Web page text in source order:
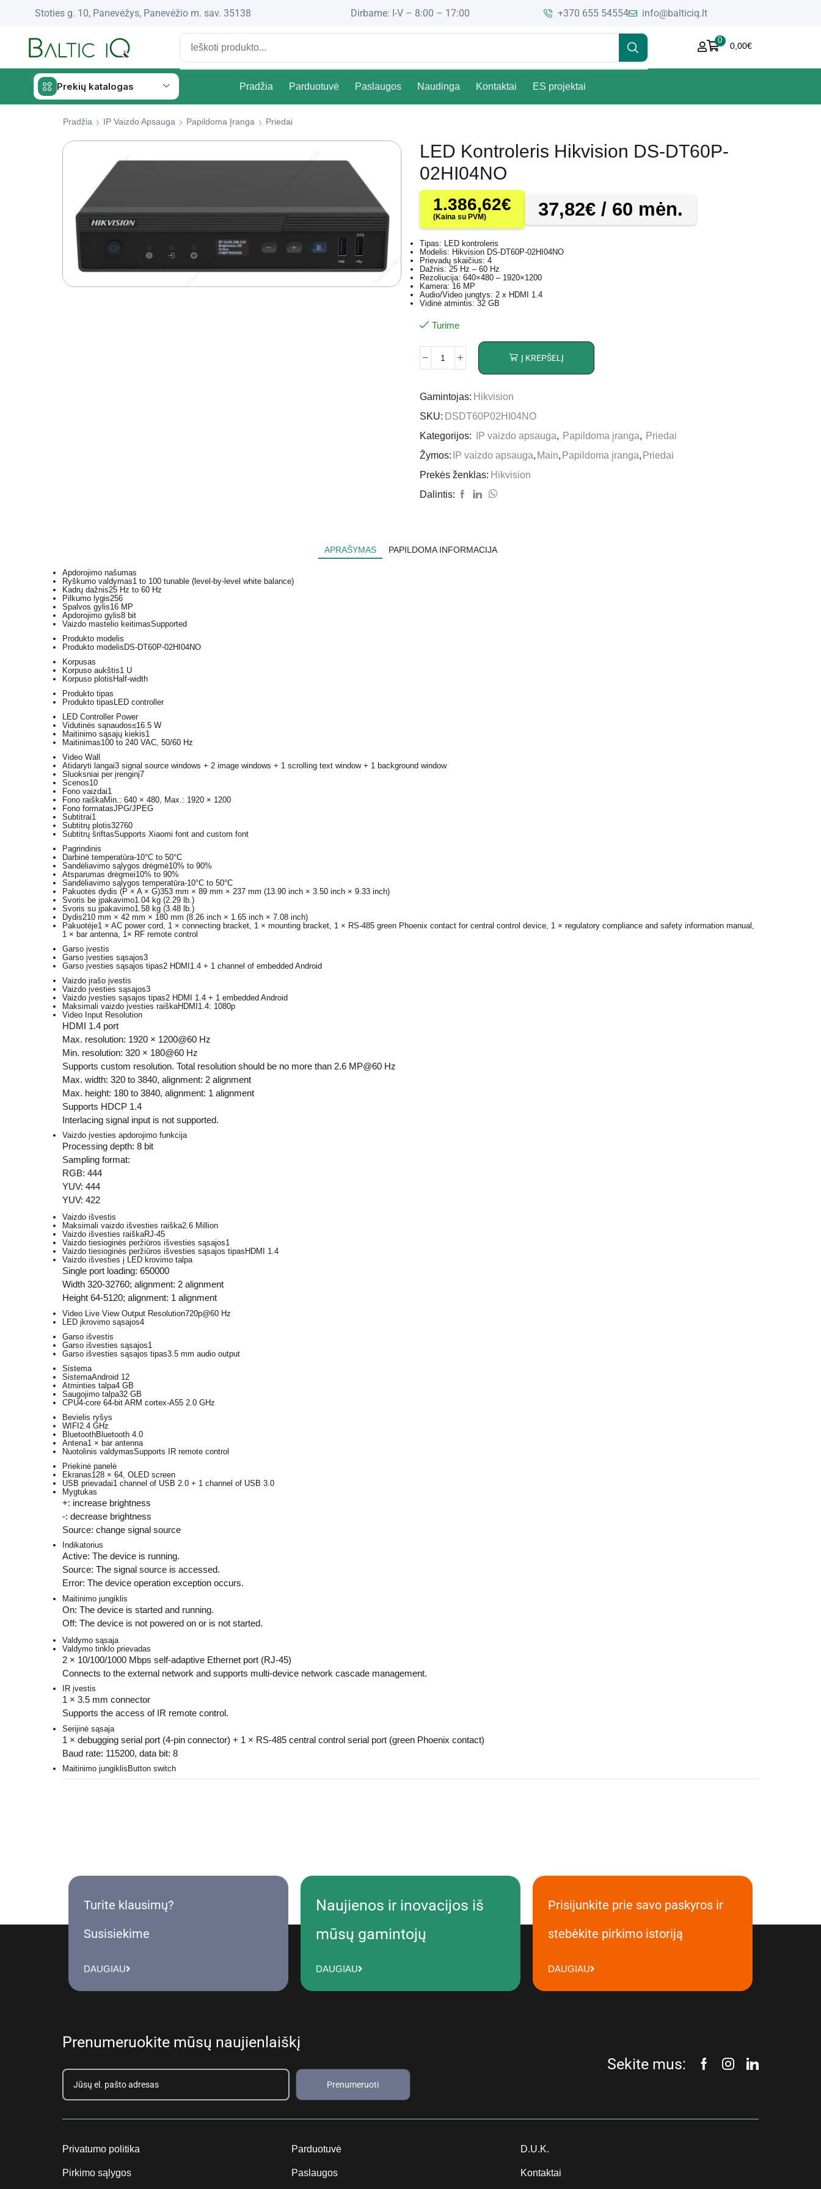
Stoties g. 10, Panevėžys, Panevėžio m. sav. 35138 Dirbame: I-V – 8:00 – 17:00 +370 655 54554 info@balticiq.lt
0
0,00€
Prekių katalogas Pradžia Parduotuvė Paslaugos Naudinga Kontaktai ES projektai
Pradžia IP Vaizdo Apsauga Papildoma Įranga Priedai
LED Kontroleris Hikvision DS-DT60P-
02HI04NO
1.386,62€
(Kaina su PVM) 37,82€ / 60 mėn.
Tipas: LED kontroleris
Modelis: Hikvision DS-DT60P-02HI04NO
Prievadų skaičius: 4
Dažnis: 25 Hz – 60 Hz
Rezoliucija: 640×480 – 1920×1200
Kamera: 16 MP
Audio/Video jungtys: 2 x HDMI 1.4
Vidinė atmintis: 32 GB
Turime
Į KREPŠELĮ
Gamintojas: Hikvision
SKU: DSDT60P02HI04NO
Kategorijos:
IP vaizdo apsauga, Papildoma įranga, Priedai
Žymos: IP vaizdo apsauga, Main, Papildoma įranga, Priedai
Prekės ženklas: Hikvision
Dalintis:
APRAŠYMAS PAPILDOMA INFORMACIJA
Apdorojimo našumas
Ryškumo valdymas1 to 100 tunable (level-by-level white balance)
Kadrų dažnis25 Hz to 60 Hz
Pilkumo lygis256
Spalvos gylis16 MP
Apdorojimo gylis8 bit
Vaizdo mastelio keitimasSupported
Produkto modelis
Produkto modelisDS-DT60P-02HI04NO
Korpusas
Korpuso aukštis1 U
Korpuso plotisHalf-width
Produkto tipas
Produkto tipasLED controller
LED Controller Power
Vidutinės sąnaudos≤16.5 W
Maitinimo sąsajų kiekis1
Maitinimas100 to 240 VAC, 50/60 Hz
Video Wall
Atidaryti langai3 signal source windows + 2 image windows + 1 scrolling text window + 1 background window
Sluoksniai per įrenginį7
Scenos10
Fono vaizdai1
Fono raiškaMin.: 640 × 480, Max.: 1920 × 1200
Fono formatasJPG/JPEG
Subtitrai1
Subtitrų plotis32760
Subtitrų šriftasSupports Xiaomi font and custom font
Pagrindinis
Darbinė temperatūra-10°C to 50°C
Sandėliavimo sąlygos drėgmė10% to 90%
Atsparumas drėgmei10% to 90%
Sandėliavimo sąlygos temperatūra-10°C to 50°C
Pakuotės dydis (P × A × G)353 mm × 89 mm × 237 mm (13.90 inch × 3.50 inch × 9.33 inch)
Svoris be įpakavimo1.04 kg (2.29 lb.)
Svoris su įpakavimo1.58 kg (3.48 lb.)
Dydis210 mm × 42 mm × 180 mm (8.26 inch × 1.65 inch × 7.08 inch)
Pakuotėje1 × AC power cord, 1 × connecting bracket, 1 × mounting bracket, 1 × RS-485 green Phoenix contact for central control device, 1 × regulatory compliance and safety information manual,
1 × bar antenna, 1× RF remote control
Garso įvestis
Garso įvesties sąsajos3
Garso įvesties sąsajos tipas2 HDMI1.4 + 1 channel of embedded Android
Vaizdo įrašo įvestis
Vaizdo įvesties sąsajos3
Vaizdo įvesties sąsajos tipas2 HDMI 1.4 + 1 embedded Android
Maksimali vaizdo įvesties raiškaHDMI1.4: 1080p
Video Input Resolution
HDMI 1.4 port
Max. resolution: 1920 × 1200@60 Hz
Min. resolution: 320 × 180@60 Hz
Supports custom resolution. Total resolution should be no more than 2.6 MP@60 Hz
Max. width: 320 to 3840, alignment: 2 alignment
Max. height: 180 to 3840, alignment: 1 alignment
Supports HDCP 1.4
Interlacing signal input is not supported.
Vaizdo įvesties apdorojimo funkcija
Processing depth: 8 bit
Sampling format:
RGB: 444
YUV: 444
YUV: 422
Vaizdo išvestis
Maksimali vaizdo išvesties raiška2.6 Million
Vaizdo išvesties raiškaRJ-45
Vaizdo tiesioginės peržiūros išvesties sąsajos1
Vaizdo tiesioginės peržiūros išvesties sąsajos tipas HDMI 1.4
Vaizdo išvesties į LED krovimo talpa
Single port loading: 650000
Width 320-32760; alignment: 2 alignment
Height 64-5120; alignment: 1 alignment
Video Live View Output Resolution720p@60 Hz
LED įkrovimo sąsajos4
Garso išvestis
Garso išvesties sąsajos1
Garso išvesties sąsajos tipas3.5 mm audio output
Sistema
SistemaAndroid 12
Atminties talpa4 GB
Saugojimo talpa32 GB
CPU4-core 64-bit ARM cortex-A55 2.0 GHz
Bevielis ryšys
WIFI2.4 GHz
BluetoothBluetooth 4.0
Antena1 × bar antenna
Nuotolinis valdymasSupports IR remote control
Priekinė panelė
Ekranas128 × 64, OLED screen
USB prievadai1 channel of USB 2.0 + 1 channel of USB 3.0
Mygtukas
+: increase brightness
-: decrease brightness
Source: change signal source
Indikatorius
Active: The device is running.
Source: The signal source is accessed.
Error: The device operation exception occurs.
Maitinimo jungiklis
On: The device is started and running.
Off: The device is not powered on or is not started.
Valdymo sąsaja
Valdymo tinklo prievadas
2 × 10/100/1000 Mbps self-adaptive Ethernet port (RJ-45)
Connects to the external network and supports multi-device network cascade management.
IR įvestis
1 × 3.5 mm connector
Supports the access of IR remote control.
Serijinė sąsaja
1 × debugging serial port (4-pin connector) + 1 × RS-485 central control serial port (green Phoenix contact)
Baud rate: 115200, data bit: 8
Maitinimo jungiklis Button switch
Turite klausimų?
Susisiekime
DAUGIAU
Naujienos ir inovacijos iš
mūsų gamintojų
DAUGIAU
Prisijunkite prie savo paskyros ir
stebėkite pirkimo istoriją
DAUGIAU
Prenumeruokite mūsų naujienlaiškį
Prenumeruoti
Sekite mus:
Privatumo politika
Pirkimo sąlygos
Parduotuvė
Paslaugos
D.U.K.
Kontaktai